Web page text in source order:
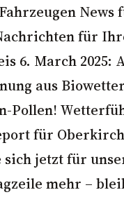
News
für
6. March 2025:
aus
Pollen!
für
sich jetzt für
mehr –